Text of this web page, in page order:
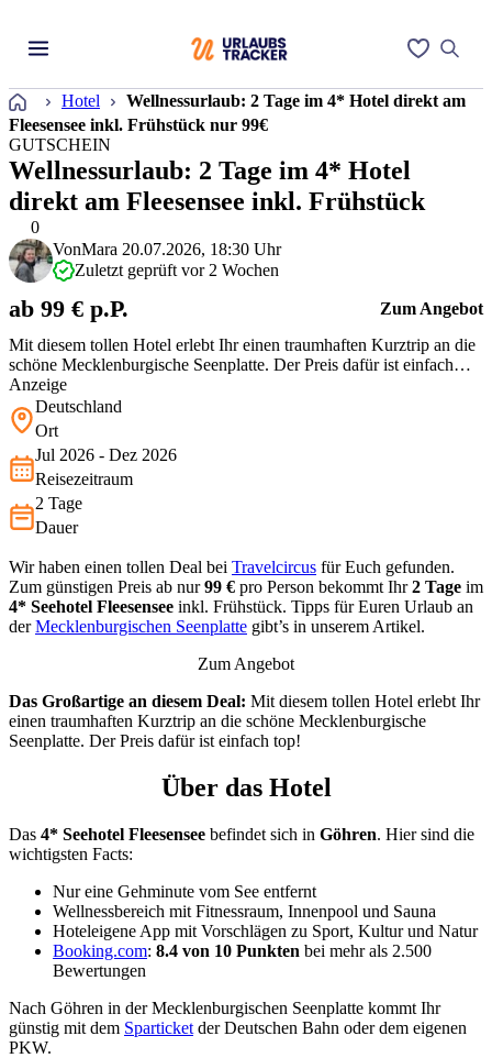
Startseite
Hotel
Wellnessurlaub: 2 Tage im 4* Hotel direkt am
Fleesensee inkl. Frühstück nur 99€
0
GUTSCHEIN
Wellnessurlaub: 2 Tage im 4* Hotel
direkt am Fleesensee inkl. Frühstück
Mit diesem tollen Hotel erlebt Ihr einen traumhaften Kurztrip an die
schöne Mecklenburgische Seenplatte. Der Preis dafür ist einfach
top!
VonMara 20.07.2026, 18:30 Uhr
Zuletzt geprüft vor 2 Wochen
ab 99 € p.P. Zum Angebot
Anzeige
Deutschland
Ort
Jul 2026 - Dez 2026
Reisezeitraum
2 Tage
Dauer
Wir haben einen tollen Deal bei Travelcircus für Euch gefunden.
Zum günstigen Preis ab nur99 € pro Person bekommt Ihr2 Tage im
4* Seehotel Fleesensee inkl. Frühstück. Tipps für Euren Urlaub an
derMecklenburgischen Seenplatte gibt’s in unserem Artikel.
Zum Angebot
Das Großartige an diesem Deal: Mit diesem tollen Hotel erlebt Ihr
einen traumhaften Kurztrip an die schöne Mecklenburgische
Seenplatte. Der Preis dafür ist einfach top!
Über das Hotel
Das 4* Seehotel Fleesensee befindet sich in Göhren. Hier sind die
wichtigsten Facts:
Nur eine Gehminute vom See entfernt
Wellnessbereich mit Fitnessraum, Innenpool und Sauna
Hoteleigene App mit Vorschlägen zu Sport, Kultur und Natur
Booking.com: 8.4 von 10 Punkten bei mehr als 2.500
Bewertungen
Nach Göhren in der Mecklenburgischen Seenplatte kommt Ihr
günstig mit dem Sparticket der Deutschen Bahn oder dem eigenen
PKW.